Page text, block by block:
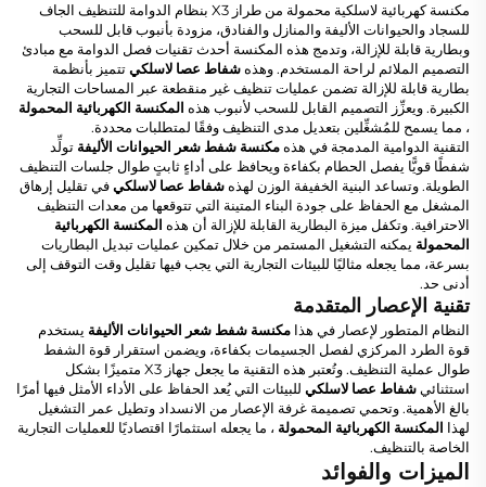
مكنسة كهربائية لاسلكية محمولة من طراز X3 بنظام الدوامة للتنظيف الجاف
للسجاد والحيوانات الأليفة والمنازل والفنادق، مزودة بأنبوب قابل للسحب
وبطارية قابلة للإزالة، وتدمج هذه المكنسة أحدث تقنيات فصل الدوامة مع مبادئ
التصميم الملائم لراحة المستخدم. وهذه شفاط عصا لاسلكيتتميز بأنظمة
بطارية قابلة للإزالة تضمن عمليات تنظيف غير منقطعة عبر المساحات التجارية
الكبيرة. ويعزِّز التصميم القابل للسحب لأنبوب هذه المكنسة الكهربائية المحمولة
، مما يسمح للمُشغِّلين بتعديل مدى التنظيف وفقًا لمتطلبات محددة.
التقنية الدوامية المدمجة في هذه مكنسة شفط شعر الحيوانات الأليفة تولِّد
شفطًا قويًّا يفصل الحطام بكفاءة ويحافظ على أداءٍ ثابتٍ طوال جلسات التنظيف
الطويلة. وتساعد البنية الخفيفة الوزن لهذه شفاط عصا لاسلكيفي تقليل إرهاق
المشغل مع الحفاظ على جودة البناء المتينة التي تتوقعها من معدات التنظيف
الاحترافية. وتكفل ميزة البطارية القابلة للإزالة أن هذه المكنسة الكهربائية
المحمولة يمكنه التشغيل المستمر من خلال تمكين عمليات تبديل البطاريات
بسرعة، مما يجعله مثاليًا للبيئات التجارية التي يجب فيها تقليل وقت التوقف إلى
أدنى حد.
تقنية الإعصار المتقدمة
النظام المتطور لإعصار في هذا مكنسة شفط شعر الحيوانات الأليفة يستخدم
قوة الطرد المركزي لفصل الجسيمات بكفاءة، ويضمن استقرار قوة الشفط
طوال عملية التنظيف. وتُعتبر هذه التقنية ما يجعل جهاز X3 متميزًا بشكل
استثنائيشفاط عصا لاسلكي للبيئات التي يُعد الحفاظ على الأداء الأمثل فيها أمرًا
بالغ الأهمية. وتحمي تصميمة غرفة الإعصار من الانسداد وتطيل عمر التشغيل
لهذا المكنسة الكهربائية المحمولة ، ما يجعله استثمارًا اقتصاديًا للعمليات التجارية
الخاصة بالتنظيف.
الميزات والفوائد